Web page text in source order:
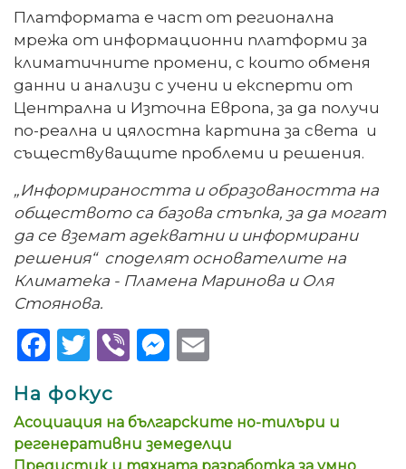
Платформата е част от регионална
мрежа от информационни платформи за
климатичните промени, с които обменя
данни и анализи с учени и експерти от
Централна и Източна Европа, за да получи
по-реална и цялостна картина за света и
съществуващите проблеми и решения.
„Информираността и образоваността на
обществото са базова стъпка, за да могат
да се вземат адекватни и информирани
решения“ споделят основателите на
Климатека - Пламена Маринова и Оля
Стоянова.
FacebookTwitterViber Messenger
На фокус
Асоциация на българските но-тилъри и
регенеративни земеделци